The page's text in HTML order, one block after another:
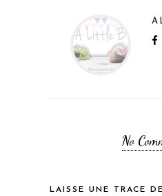
No
LAISSE UNE TRACE